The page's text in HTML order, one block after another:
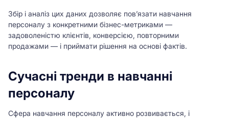
Збір і аналіз цих даних дозволяє пов’язати навчання
персоналу з конкретними бізнес-метриками —
задоволеністю клієнтів, конверсією, повторними
продажами — і приймати рішення на основі фактів.
Сучасні тренди в навчанні
персоналу
Сфера навчання персоналу активно розвивається, і